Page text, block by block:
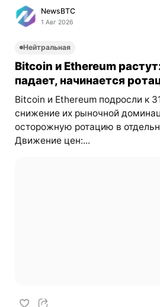
NewsBTC
1 Авг 2026
Нейтральная
Bitcoin и Ethereum
падает, начинается
Bitcoin и Ethereum подросли к
снижение их рыночной
осторожную ротацию в
Движение цен:...